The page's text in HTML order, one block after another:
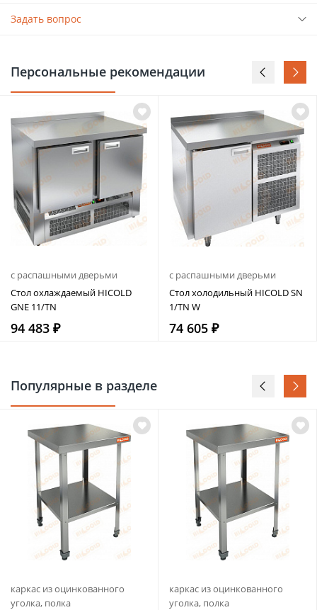
Задать вопрос
Персональные рекомендации
с распашными дверьми
Стол охлаждаемый HICOLD
GNE 11/TN
94 483 ₽
с распашными дверьми
Стол холодильный HICOLD SN
1/TN W
74 605 ₽
Популярные в разделе
каркас из оцинкованного
уголка, полка
каркас из оцинкованного
уголка, полка